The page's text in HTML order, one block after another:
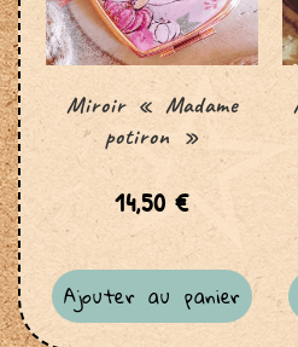
Miroir « Madame
potiron »
14,50€
Ajouter au panier